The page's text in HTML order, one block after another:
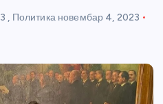
, Политика новембар 4, 2023